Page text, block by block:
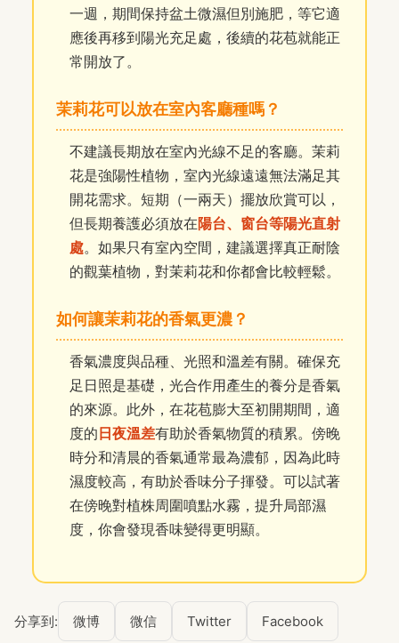
一週，期間保持盆土微濕但別施肥，等它適
應後再移到陽光充足處，後續的花苞就能正
常開放了。
茉莉花可以放在室內客廳種嗎？
不建議長期放在室內光線不足的客廳。茉莉
花是強陽性植物，室內光線遠遠無法滿足其
開花需求。短期（一兩天）擺放欣賞可以，
但長期養護必須放在陽台、窗台等陽光直射
處。如果只有室內空間，建議選擇真正耐陰
的觀葉植物，對茉莉花和你都會比較輕鬆。
如何讓茉莉花的香氣更濃？
香氣濃度與品種、光照和溫差有關。確保充
足日照是基礎，光合作用產生的養分是香氣
的來源。此外，在花苞膨大至初開期間，適
度的 日夜溫差有助於香氣物質的積累。傍晚
時分和清晨的香氣通常最為濃郁，因為此時
濕度較高，有助於香味分子揮發。可以試著
在傍晚對植株周圍噴點水霧，提升局部濕
度，你會發現香味變得更明顯。
分享到: 微博 微信 Twitter Facebook